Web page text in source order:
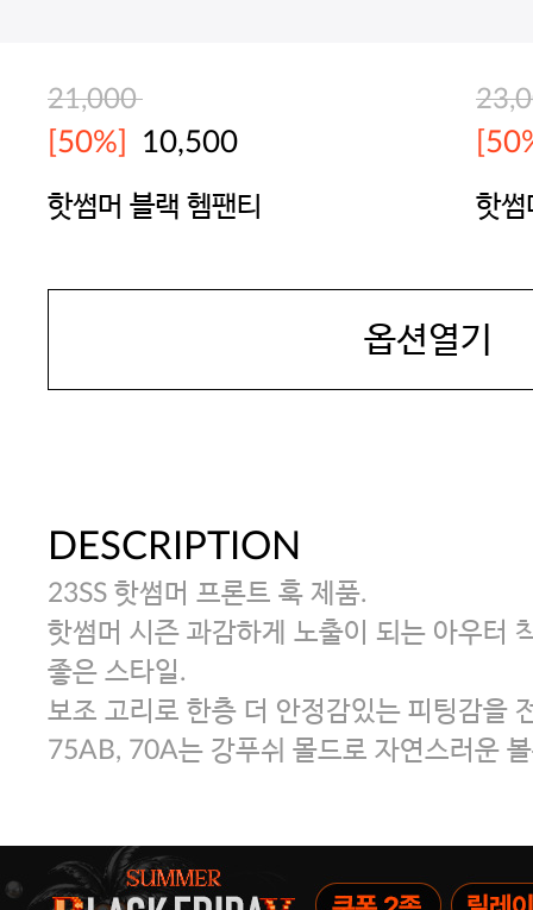
21,000
[50%] 10,500
핫썸머 블랙 헴팬티 핫썸
옵션열기
DESCRIPTION
23SS 핫썸머 프론트 훅 제품.
핫썸머 시즌 과감하게 노출이 되는 아우터
좋은 스타일.
보조 고리로 한층 더 안정감있는 피팅감을
75AB, 70A는 강푸쉬 몰드로 자연스러운